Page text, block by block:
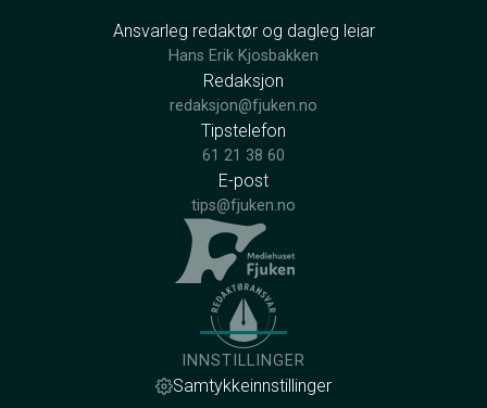
Ansvarleg redaktør og dagleg leiar
Hans Erik Kjosbakken
Redaksjon
redaksjon@fjuken.no
Tipstelefon
61 21 38 60
E-post
tips@fjuken.no
INNSTILLINGER
Samtykkeinnstillinger